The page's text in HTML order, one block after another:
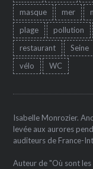
masque
mer
plage
pollution
restaurant
Seine
vélo
WC
Isabelle Monrozier.
levée aux aurores
auditeurs de France-
Auteur de "Où sont